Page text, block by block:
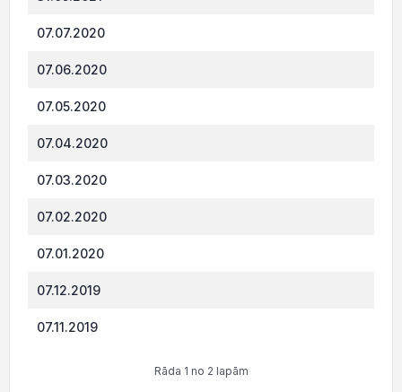
07.07.2020
07.06.2020
07.05.2020
07.04.2020
07.03.2020
07.02.2020
07.01.2020
07.12.2019
07.11.2019
Rāda 1 no 2 lapām